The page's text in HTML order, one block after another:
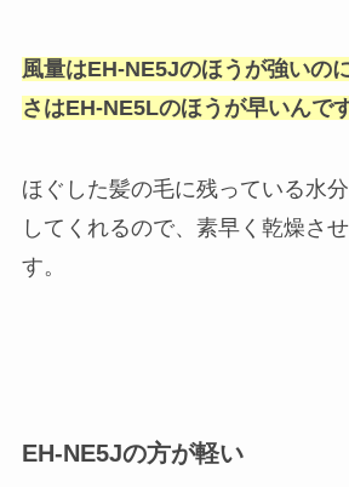
風量はEH-NE5Jのほうが強いの
さはEH-NE5Lのほうが早いんで
ほぐした髪の毛に残っている水
してくれるので、素早く乾燥さ
す。
EH-NE5Jの方が軽い